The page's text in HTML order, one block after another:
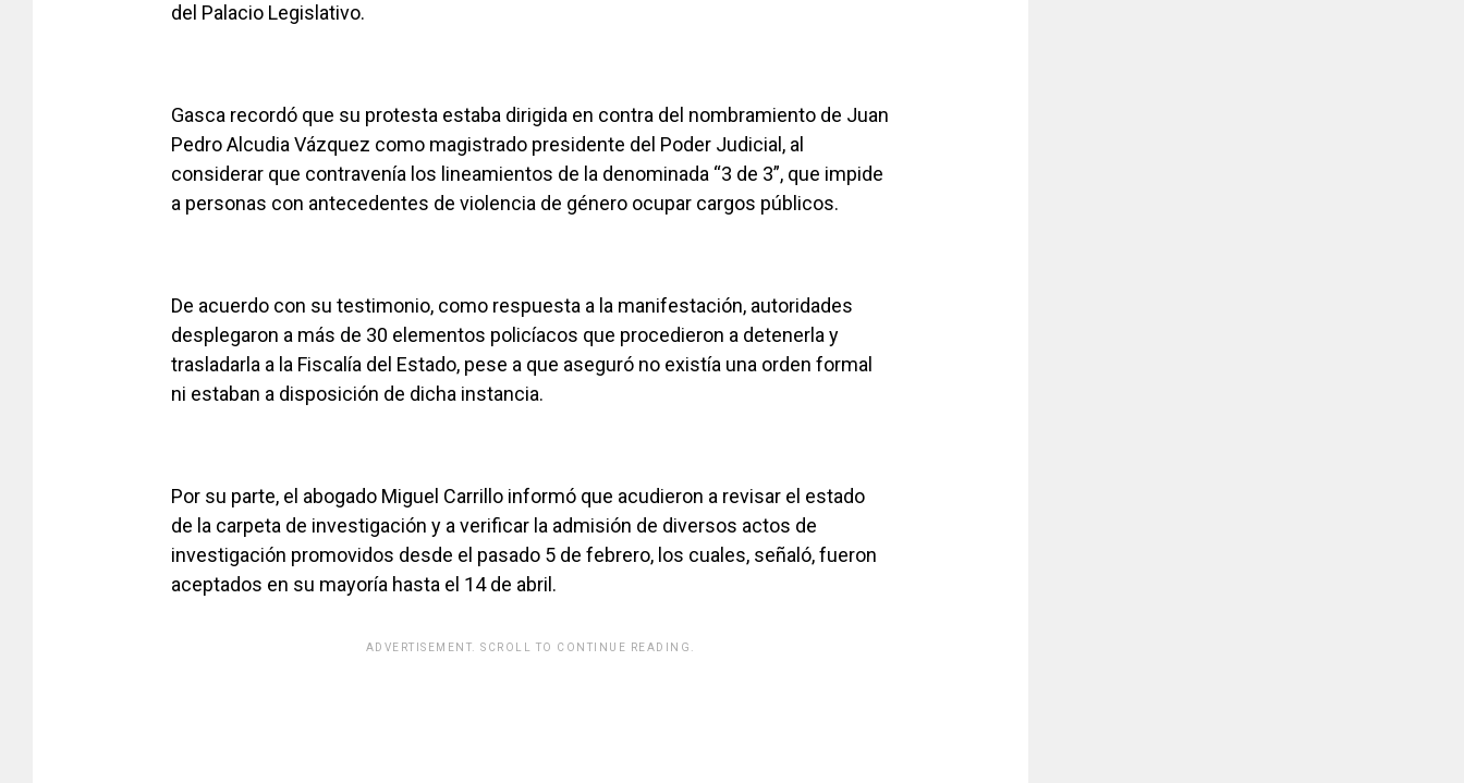
del Palacio Legislativo.
Gasca recordó que su protesta estaba dirigida en contra del nombramiento de Juan
Pedro Alcudia Vázquez como magistrado presidente del Poder Judicial, al
considerar que contravenía los lineamientos de la denominada “3 de 3”, que impide
a personas con antecedentes de violencia de género ocupar cargos públicos.
De acuerdo con su testimonio, como respuesta a la manifestación, autoridades
desplegaron a más de 30 elementos policíacos que procedieron a detenerla y
trasladarla a la Fiscalía del Estado, pese a que aseguró no existía una orden formal
ni estaban a disposición de dicha instancia.
Por su parte, el abogado Miguel Carrillo informó que acudieron a revisar el estado
de la carpeta de investigación y a verificar la admisión de diversos actos de
investigación promovidos desde el pasado 5 de febrero, los cuales, señaló, fueron
aceptados en su mayoría hasta el 14 de abril.
ADVERTISEMENT. SCROLL TO CONTINUE READING.